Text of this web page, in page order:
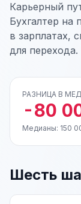
Карьерный
Бухгалтер на
в зарплатах,
для перехода.
РАЗНИЦА В
-80
Медианы: 150
Шесть